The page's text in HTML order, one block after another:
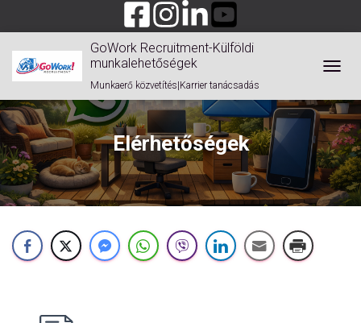
GoWork Recruitment-Külföldi
munkalehetőségek
Munkaerő közvetítés|Karrier tanácsadás
Elérhetőségek